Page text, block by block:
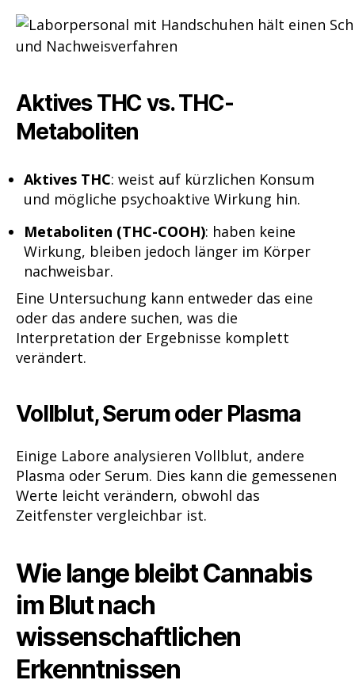
Aktives THC vs. THC-
Metaboliten
Aktives THC: weist auf kürzlichen Konsum
und mögliche psychoaktive Wirkung hin.
Metaboliten (THC-COOH): haben keine
Wirkung, bleiben jedoch länger im Körper
nachweisbar.
Eine Untersuchung kann entweder das eine
oder das andere suchen, was die
Interpretation der Ergebnisse komplett
verändert.
Vollblut, Serum oder Plasma
Einige Labore analysieren Vollblut, andere
Plasma oder Serum. Dies kann die gemessenen
Werte leicht verändern, obwohl das
Zeitfenster vergleichbar ist.
Wie lange bleibt Cannabis
im Blut nach
wissenschaftlichen
Erkenntnissen